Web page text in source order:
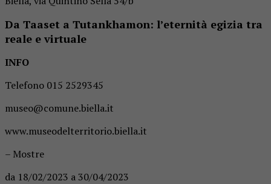
Da Taaset a Tutankhamon: l’eternità egizia tra
reale e virtuale
INFO
Telefono 015 2529345
museo@comune.biella.it
www.museodelterritorio.biella.it
– Mostre
da 18/02/2023 a 30/04/2023